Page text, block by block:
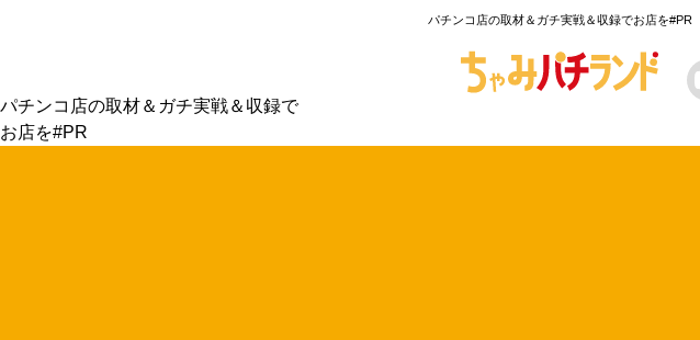
パチンコ店の取材＆ガチ実戦＆収録でお店を#PR
パチンコ店の取材＆ガチ実戦＆収録で
お店を#PR